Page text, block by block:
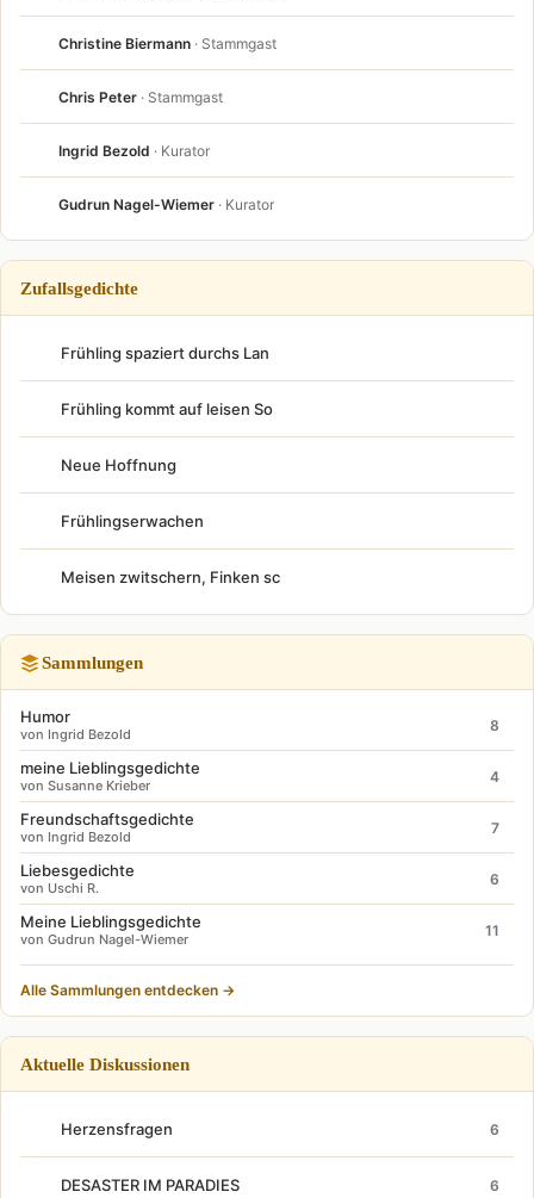
Christine Biermann · Stammgast
Chris Peter · Stammgast
Ingrid Bezold · Kurator
Gudrun Nagel-Wiemer · Kurator
Zufallsgedichte
Frühling spaziert durchs Lan
Frühling kommt auf leisen So
Neue Hoffnung
Frühlingserwachen
Meisen zwitschern, Finken sc
Sammlungen
Humor
von Ingrid Bezold
8
meine Lieblingsgedichte
von Susanne Krieber
4
Freundschaftsgedichte
von Ingrid Bezold
7
Liebesgedichte
von Uschi R.
6
Meine Lieblingsgedichte
von Gudrun Nagel-Wiemer
11
Alle Sammlungen entdecken →
Aktuelle Diskussionen
Herzensfragen 6
DESASTER IM PARADIES 6